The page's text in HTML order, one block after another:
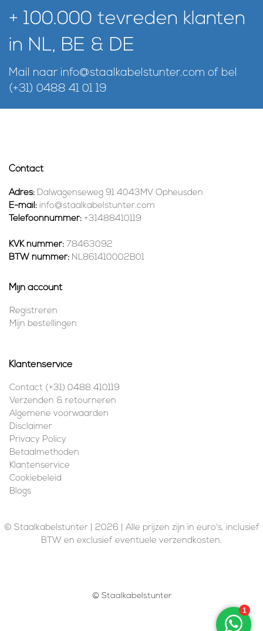
+ 100.000 tevreden klanten
in NL, BE & DE
Mail naar info@staalkabelstunter.com of bel
(+31) 0488 41 01 19
Contact
Adres: Dalwagenseweg 91 4043MV Opheusden
E-mail: info@staalkabelstunter.com
Telefoonnummer: +31488410119
KVK nummer: 78463092
BTW nummer: NL861410002B01
Mijn account
Registreren
Mijn bestellingen
Klantenservice
Contact (+31) 0488 410119
Verzenden & retourneren
Algemene voorwaarden
Disclaimer
Privacy Policy
Betaalmethoden
Klantenservice
Cookiebeleid
Blogs
© Staalkabelstunter | 2026 | Alle prijzen zijn in euro's, inclusief
BTW en exclusief eventuele verzendkosten.
© Staalkabelstunter